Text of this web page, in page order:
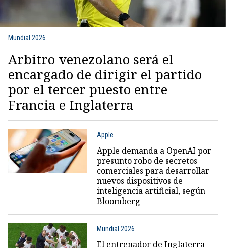
Mundial 2026
Arbitro venezolano será el
encargado de dirigir el partido
por el tercer puesto entre
Francia e Inglaterra
Apple
Apple demanda a OpenAI por
presunto robo de secretos
comerciales para desarrollar
nuevos dispositivos de
inteligencia artificial, según
Bloomberg
Mundial 2026
El entrenador de Inglaterra